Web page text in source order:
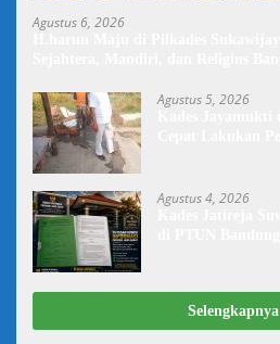
Agustus 6, 2026
Agustus 5, 2026
Agustus 4, 2026
Selengkapnya